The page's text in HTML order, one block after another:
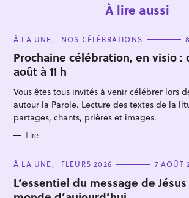
À lire aussi
C
T
E
G
O
R
I
E
S
À LA UNE NOS CÉLÉBRATIONS
Prochaine célébration, en visio :
août à 11 h
Vous êtes tous invités à venir célébrer lors
autour la Parole. Lecture des textes de la
partages, chants, prières et images.
Lire
C
T
E
G
À LA UNE FLEURS 2026 7 AOÛT
L’essentiel du message de